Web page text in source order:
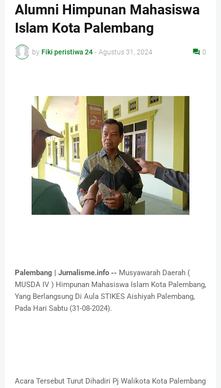
Alumni Himpunan Mahasiswa
Islam Kota Palembang
by Fiki peristiwa 24 - Agustus 31, 2024 0
Palembang | Jurnalisme.info -- Musyawarah Daerah (
MUSDA IV ) Himpunan Mahasiswa Islam Kota Palembang,
Yang Berlangsung Di Aula STIKES Aishiyah Palembang,
Pada Hari Sabtu (31-08-2024).
Acara Tersebut Turut Dihadiri Pj Walikota Kota Palembang